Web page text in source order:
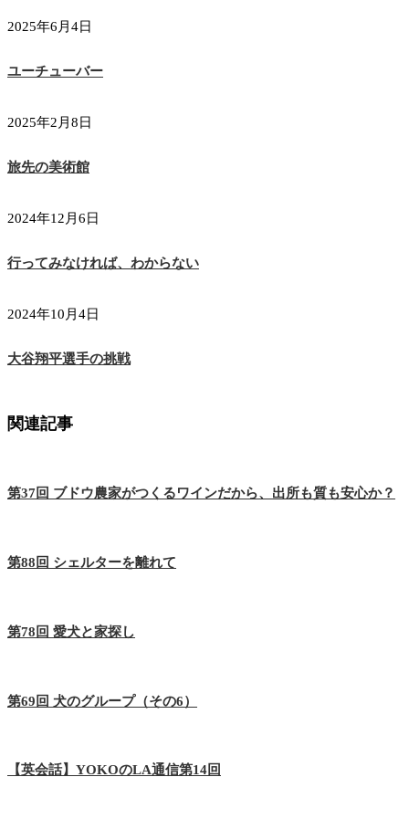
2025年6月4日
ユーチューバー
2025年2月8日
旅先の美術館
2024年12月6日
行ってみなければ、わからない
2024年10月4日
大谷翔平選手の挑戦
関連記事
第37回 ブドウ農家がつくるワインだから、出所も質も安心か？
第88回 シェルターを離れて
第78回 愛犬と家探し
第69回 犬のグループ（その6）
【英会話】YOKOのLA通信第14回